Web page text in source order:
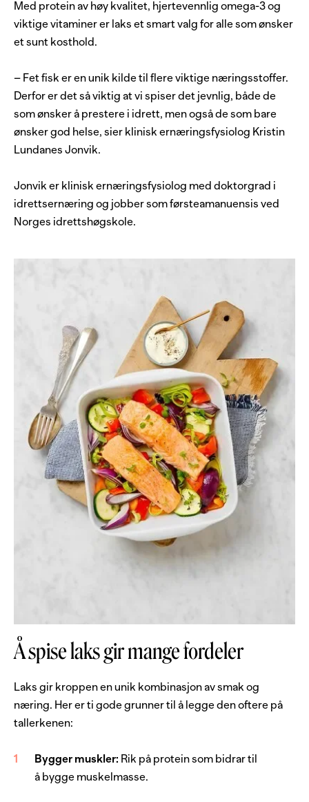
Med protein av høy kvalitet, hjertevennlig omega-3 og
viktige vitaminer er laks et smart valg for alle som ønsker
et sunt kosthold.
– Fet fisk er en unik kilde til flere viktige næringsstoffer.
Derfor er det så viktig at vi spiser det jevnlig, både de
som ønsker å prestere i idrett, men også de som bare
ønsker god helse, sier klinisk ernæringsfysiolog Kristin
Lundanes Jonvik.
Jonvik er klinisk ernæringsfysiolog med doktorgrad i
idrettsernæring og jobber som førsteamanuensis ved
Norges idrettshøgskole.
Å spise laks gir mange fordeler
Laks gir kroppen en unik kombinasjon av smak og
næring. Her er ti gode grunner til å legge den oftere på
tallerkenen:
Bygger muskler: Rik på protein som bidrar til
å bygge muskelmasse.